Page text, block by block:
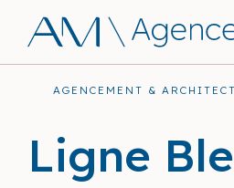
AGENCEMENT &
Ligne